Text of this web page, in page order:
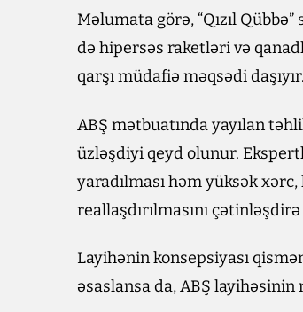
Məlumata görə, “Qızıl
də hipersəs raketləri və
qarşı müdafiə məqsədi daşıyır.
ABŞ mətbuatında yayılan
üzləşdiyi qeyd olunur.
yaradılması həm yüksək
reallaşdırılmasını
Layihənin konsepsiyası
əsaslansa da, ABŞ